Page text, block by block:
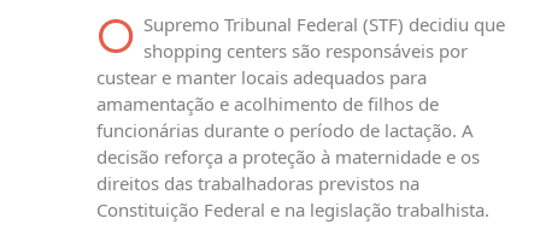
O Supremo Tribunal Federal (STF) decidiu que
shopping centers são responsáveis por
custear e manter locais adequados para
amamentação e acolhimento de filhos de
funcionárias durante o período de lactação. A
decisão reforça a proteção à maternidade e os
direitos das trabalhadoras previstos na
Constituição Federal e na legislação trabalhista.